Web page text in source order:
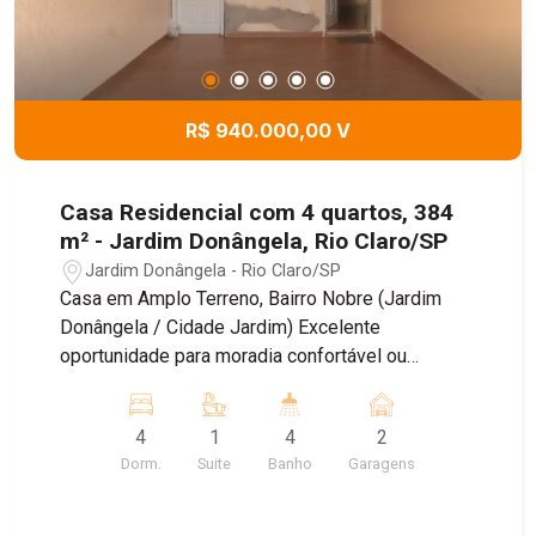
R$ 940.000,00 V
Casa Residencial com 4 quartos, 384
m² - Jardim Donângela, Rio Claro/SP
Jardim Donângela - Rio Claro/SP
Casa em Amplo Terreno, Bairro Nobre (Jardim
Donângela / Cidade Jardim) Excelente
oportunidade para moradia confortável ou
imóvel conta com 8 metros de frente e um
terreno espaçoso. Possui garagem para 2
veículos, sendo 1 vaga coberta, além de um
4
Dorm.
1
Suite
4
Banho
2
Garagens